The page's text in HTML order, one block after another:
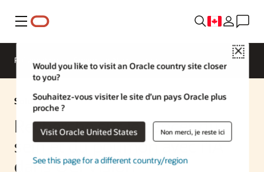
Menu
Close
Would you like to visit an Oracle country site closer
to you?
Souhaitez-vous visiter le site d’un pays Oracle plus
proche ?
Visit Oracle United States Non merci, je reste ici
See this page for a different country/region
Présentation
Solution IA
Recherche sur le cancer du
sein et du poumon avec l'IA
dans OCI Vision